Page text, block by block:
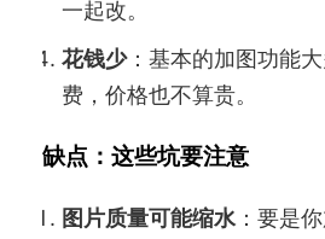
一起改。
花钱少：基本的加图功能
费，价格也不算贵。
缺点：这些坑要注意
图片质量可能缩水 ：要是